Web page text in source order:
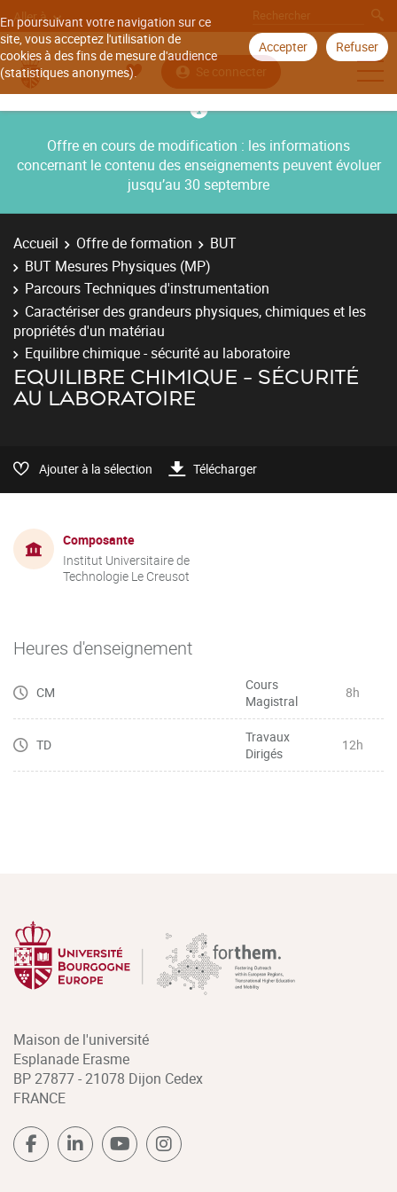
En poursuivant votre navigation sur ce
site, vous acceptez l'utilisation de
cookies à des fins de mesure d'audience
(statistiques anonymes).
Accepter Refuser
Aller à
Se connecter
Offre en cours de modification : les informations
concernant le contenu des enseignements peuvent évoluer
jusqu’au 30 septembre
Accueil Offre de formation
BUT
BUT Mesures Physiques (MP)
Parcours Techniques d'instrumentation
Caractériser des grandeurs physiques, chimiques et les
propriétés d'un matériau
Equilibre chimique - sécurité au laboratoire
EQUILIBRE CHIMIQUE - SÉCURITÉ
AU LABORATOIRE
Ajouter à la sélection Télécharger
Composante
Institut Universitaire de
Technologie Le Creusot
Heures d'enseignement
CM
Cours
Magistral
8h
TD
Travaux
Dirigés
12h
Maison de l'université
Esplanade Erasme
BP 27877 - 21078 Dijon Cedex
FRANCE